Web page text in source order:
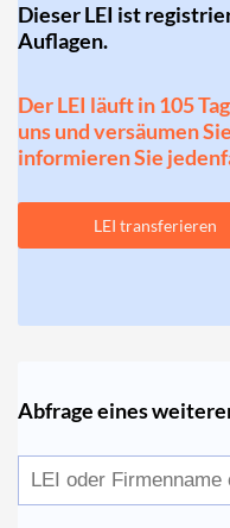
Dieser LEI ist
Auflagen.
Der LEI läuft in 105
uns und versäumen
informieren Sie
LEI transferieren
Abfrage eines